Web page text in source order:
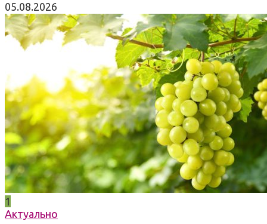
05.08.2026
1
Актуально